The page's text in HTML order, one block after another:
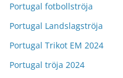
Portugal fotbollströja
Portugal Landslagströja
Portugal Trikot EM 2024
Portugal tröja 2024